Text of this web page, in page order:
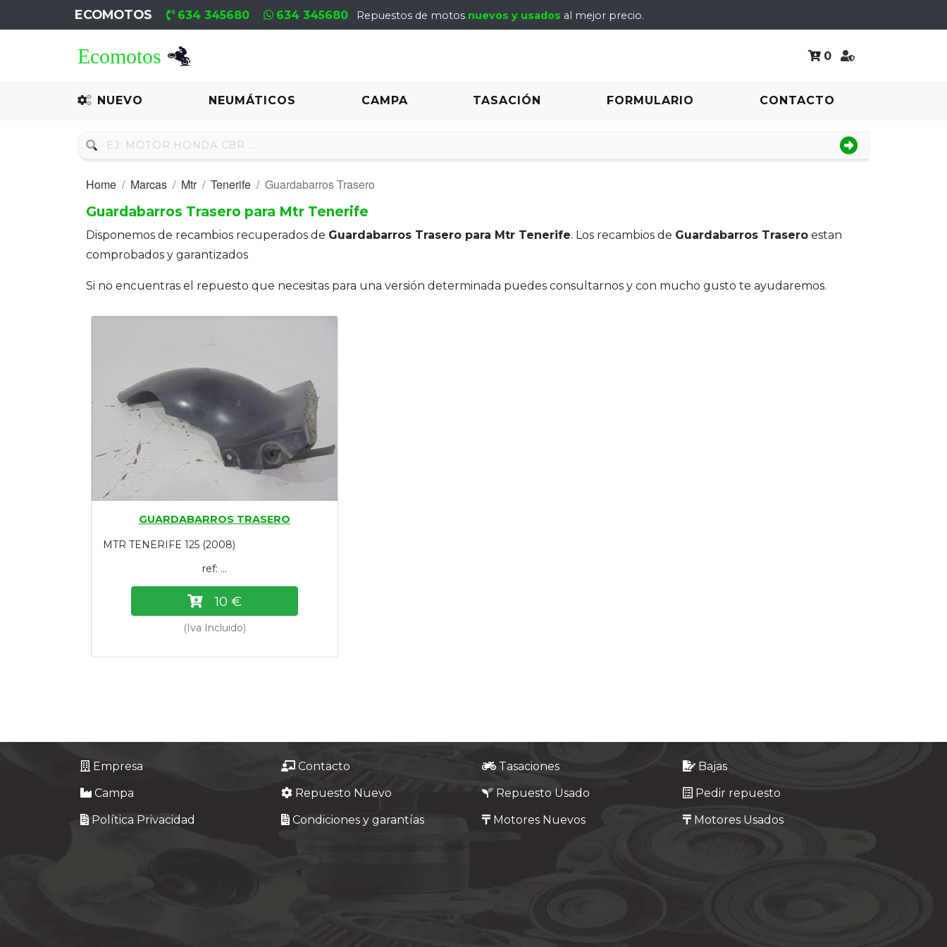
ECOMOTOS 634 345680 634 345680 Repuestos de motos nuevos y usados al mejor precio.
0
NUEVO NEUMÁTICOS CAMPA TASACIÓN FORMULARIO CONTACTO
Recambio
Neumáticos
Motores
Motores
Empresa
Home Marcas Mtr Tenerife
Guardabarros Trasero
Guardabarros Trasero para Mtr Tenerife
Disponemos de recambios recuperados de Guardabarros Trasero para Mtr Tenerife. Los recambios de Guardabarros Trasero estan
comprobados y garantizados
Si no encuentras el repuesto que necesitas para una versión determinada puedes consultarnos y con mucho gusto te ayudaremos.
GUARDABARROS TRASERO
MTR TENERIFE 125 (2008)
ref: ...
10 €
(Iva Incluido)
Empresa Contacto Tasaciones
Bajas
Campa
Repuesto Nuevo Repuesto Usado
Pedir repuesto
Política Privacidad
Condiciones y garantías Motores Nuevos Motores Usados